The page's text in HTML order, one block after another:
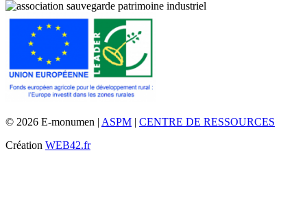
© 2026 E-monumen | ASPM | CENTRE DE RESSOURCES
Création WEB42.fr